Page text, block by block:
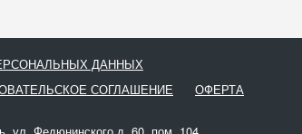
ДАННЫХ
СОГЛАШЕНИЕ
ОФЕРТА